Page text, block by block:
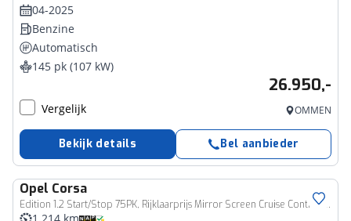
04-2025
Benzine
Automatisch
145 pk (107 kW)
26.950,-
Vergelijk OMMEN
Bekijk details Bel aanbieder
Opel Corsa
Edition 1.2 Start/Stop 75PK, Rijklaarprijs Mirror Screen Cruise Control DAB+ Tuner Lichtmetalen wielen